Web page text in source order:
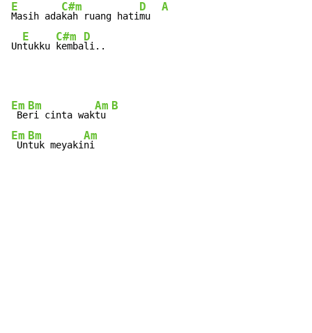
E
Masih ada
C#m
kah ruang hati
D
mu
A
Un
E
tukku
C#m
kemba
D
li..
Em
Be
Bm
ri cinta wak
Am
tu
B
Em
Un
Bm
tuk meyaki
Am
ni